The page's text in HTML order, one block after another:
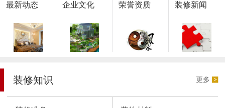
最新动态 企业文化 荣誉资质 装修新闻
装修知识 更多